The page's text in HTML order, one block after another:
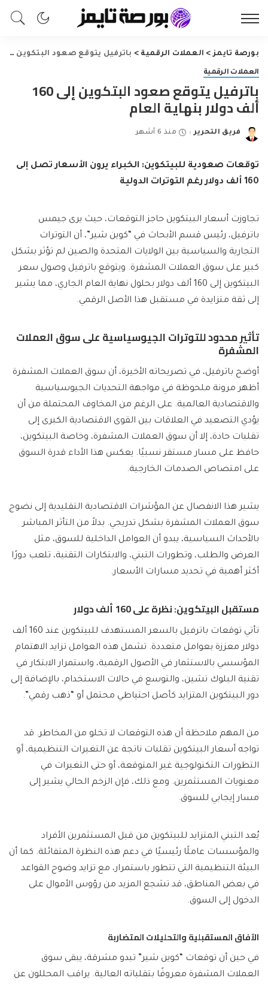
بورصة تايمز> العملات الرقمية > باترفيل يتوقع صعود البتكوين إلى 160 ألف دولار بنهاية العام
العملات الرقمية
باترفيل يتوقع صعود البتكوين إلى 160
ألف دولار بنهاية العام
Posted
فريق التحرير منذ 6 أشهر
توقعات صعودية للبيتكوين: الخبراء يرون الأسعار تصل إلى
160 ألف دولار رغم التوترات الدولية
تجاوزت أسعار البيتكوين حاجز التوقعات، حيث يرى جيمس
باترفيل، رئيس قسم الأبحاث في “كوين شير”، أن التوترات
التجارية والسياسية بين الولايات المتحدة والصين لم تؤثر بشكل
كبير على سوق العملات المشفرة. ويتوقع باترفيل وصول سعر
البيتكوين إلى 160 ألف دولار بحلول نهاية العام الجاري، مما يشير
إلى ثقة متزايدة في مستقبل هذا الأصل الرقمي.
تأثير محدود للتوترات الجيوسياسية على سوق العملات
المشفرة
أوضح باترفيل، في تصريحاته الأخيرة، أن سوق العملات المشفرة
أظهر مرونة ملحوظة في مواجهة التحديات الجيوسياسية
والاقتصادية العالمية. على الرغم من المخاوف المحتملة من أن
يؤدي التصعيد في العلاقات بين القوى الاقتصادية الكبرى إلى
تقلبات حادة، إلا أن سوق العملات المشفرة، وخاصة البيتكوين،
حافظ على مسار مستقر نسبيًا. يعكس هذا الأداء قدرة السوق
على امتصاص الصدمات الخارجية.
يشير هذا الانفصال عن المؤشرات الاقتصادية التقليدية إلى نضوج
سوق العملات المشفرة بشكل تدريجي. بدلاً من التأثر المباشر
بالأحداث السياسية، يبدو أن العوامل الداخلية للسوق، مثل
العرض والطلب، وتطورات التبني، والابتكارات التقنية، تلعب دورًا
أكثر أهمية في تحديد مسارات الأسعار.
مستقبل البيتكوين: نظرة على 160 ألف دولار
تأتي توقعات باترفيل بالسعر المستهدف للبيتكوين عند 160 ألف
دولار معززة بعوامل متعددة. تشمل هذه العوامل تزايد الاهتمام
المؤسسي بالاستثمار في الأصول الرقمية، واستمرار الابتكار في
تقنية البلوك تشين، والتوسع في حالات الاستخدام، بالإضافة إلى
دور البيتكوين المتزايد كأصل احتياطي محتمل أو “ذهب رقمي”.
من المهم ملاحظة أن هذه التوقعات لا تخلو من المخاطر. قد
تواجه أسعار البيتكوين تقلبات ناتجة عن التغيرات التنظيمية، أو
التطورات التكنولوجية غير المتوقعة، أو حتى التغيرات في
معنويات المستثمرين. ومع ذلك، فإن الزخم الحالي يشير إلى
مسار إيجابي للسوق.
يُعد التبني المتزايد للبيتكوين من قبل المستثمرين الأفراد
والمؤسسات عاملًا رئيسيًا في دعم هذه النظرة المتفائلة. كما أن
البيئة التنظيمية التي تتطور باستمرار، مع تزايد وضوح القواعد
في بعض المناطق، قد تشجع المزيد من رؤوس الأموال على
الدخول إلى السوق.
الآفاق المستقبلية والتحليلات المتضاربة
في حين أن توقعات “كوين شير” تبدو مشرقة، يبقى سوق
العملات المشفرة معروفًا بتقلباته العالية. يراقب المحللون عن